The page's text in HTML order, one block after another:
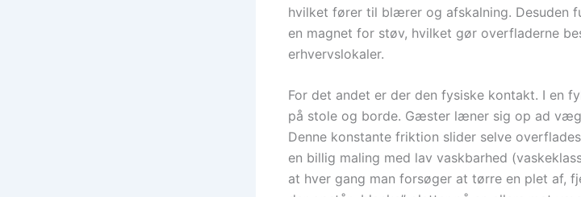
hvilket fører til blærer og afskalning. Desuden
en magnet for støv, hvilket gør overfladerne
erhvervslokaler.
For det andet er der den fysiske kontakt. I en
på stole og borde. Gæster læner sig op ad
Denne konstante friktion slider selve
en billig maling med lav vaskbarhed
at hver gang man forsøger at tørre en plet af,